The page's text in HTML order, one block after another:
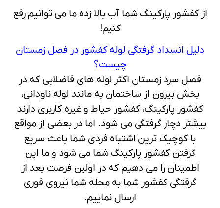
از کفشور پارکینگ شما آب بالا زده ما می توانیم رفع
کنیم!
دلیل انسداد گرفتگی لوله کفشور در فصل زمستان
چیست؟
فصل سرد زمستان اکثر لوله های فاضلابی که در
بخش بیرون از ساختمان به مانند لوله ناودانی،
کفشور پارکینگ، کفشور حیاط و غیره کاربری دارند
بیشتر دچار گرفتگی می شود. اما در بعضی از مواقع
با کوچیک ترین اشتباه فردی شما باعث سریع
گرفتن کفشور پارکینگ شما می شود و ما این
اطمینان را می دهیم که در اولین فرصت بعد از
گرفتگی کفشور شما به محله شما نیروی فوری
ارسال نماییم.